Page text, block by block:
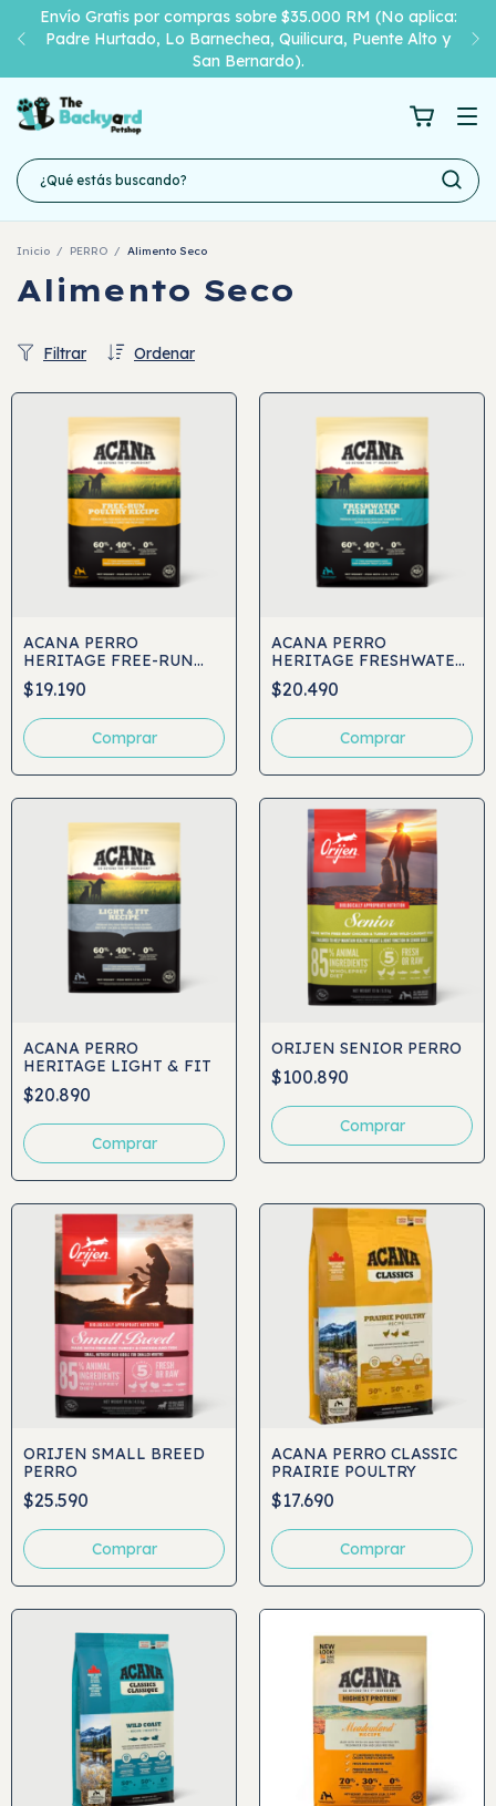
Envío Gratis por compras sobre $35.000 RM (No aplica:
Padre Hurtado, Lo Barnechea, Quilicura, Puente Alto y
San Bernardo).
Inicio / PERRO / Alimento Seco
Alimento Seco
Ordenar
Filtrar
ACANA PERRO
HERITAGE FREE-RUN
POULTRY
$19.190
Comprar
ACANA PERRO
HERITAGE FRESHWATER
FISH BLEND
$20.490
Comprar
ACANA PERRO
HERITAGE LIGHT & FIT
$20.890
Comprar
ORIJEN SENIOR PERRO
$100.890
Comprar
ORIJEN SMALL BREED
PERRO
$25.590
Comprar
ACANA PERRO CLASSIC
PRAIRIE POULTRY
$17.690
Comprar